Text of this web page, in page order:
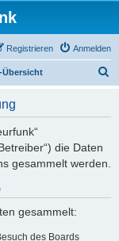
Anmelden
Registrieren
Übersicht
die Daten
gesammelt werden.
gesammelt:
des Boards